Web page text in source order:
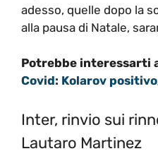
adesso, quelle dopo la
alla pausa di Natale,
Potrebbe interessarti
Covid: Kolarov
Inter, rinvio sui
Lautaro Martinez